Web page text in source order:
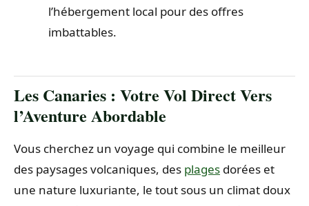
l’hébergement local pour des offres
imbattables.
Les Canaries : Votre Vol Direct Vers
l’Aventure Abordable
Vous cherchez un voyage qui combine le meilleur
des paysages volcaniques, des plages dorées et
une nature luxuriante, le tout sous un climat doux